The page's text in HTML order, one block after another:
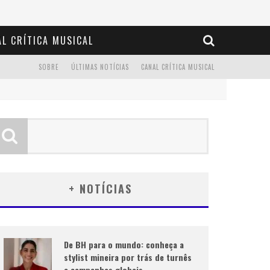
CRÍTICA MUSICAL
CANAL CRÍTICA MUSICAL
ÚLTIMAS NOTÍCIAS
SOBRE
+ NOTÍCIAS
De BH para o mundo: conheça a
stylist mineira por trás de turnês